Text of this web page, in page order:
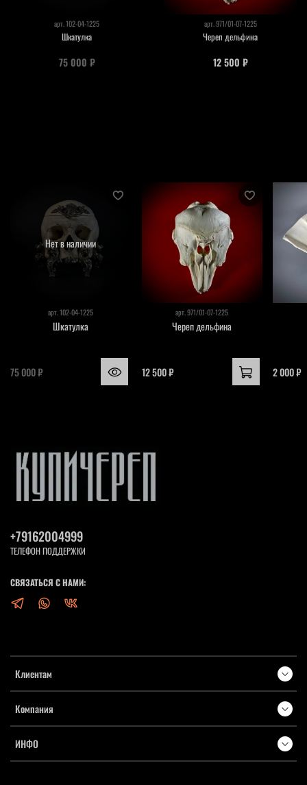
арт.102-04-1225
Шкатулка
75 000 ₽
арт.971/01-07-1225
Череп дельфина
12 500 ₽
Нет в наличии
арт.102-04-1225
Шкатулка
75 000 ₽
арт.971/01-07-1225
Череп дельфина
12 500 ₽ 2 000 ₽
Клиентам
Компания
ИНФО
+79162004999
ТЕЛЕФОН ПОДДЕРЖКИ
СВЯЗАТЬСЯ С НАМИ: